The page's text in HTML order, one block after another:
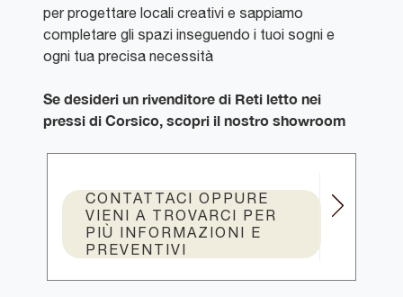
per progettare locali creativi e sappiamo
completare gli spazi inseguendo i tuoi sogni e
ogni tua precisa necessità
Se desideri un rivenditore di Reti letto nei
pressi di Corsico, scopri il nostro showroom
CONTATTACI OPPURE
VIENI A TROVARCI PER
PIÙ INFORMAZIONI E
PREVENTIVI